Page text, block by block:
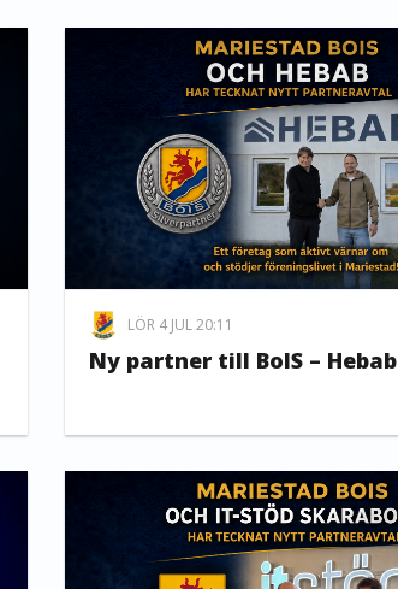
LÖR 4 JUL 20:11
Ny partner till BoIS – Hebab